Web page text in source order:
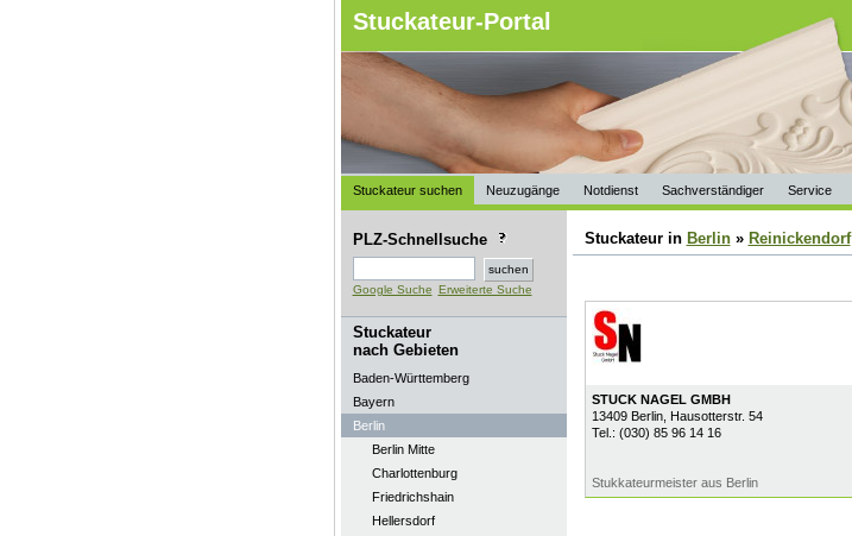
Stuckateur-Portal
Stuckateur suchen Neuzugänge Notdienst Sachverständiger Service
PLZ-Schnellsuche
Google Suche Erweiterte Suche
Stuckateur
nach Gebieten
Baden-Württemberg
Bayern
Berlin
Berlin Mitte
Charlottenburg
Friedrichshain
Hellersdorf
Stuckateur in Berlin» Reinickendorf
STUCK NAGEL GMBH
13409 Berlin, Hausotterstr. 54
Tel.: (030) 85 96 14 16
Stukkateurmeister aus Berlin